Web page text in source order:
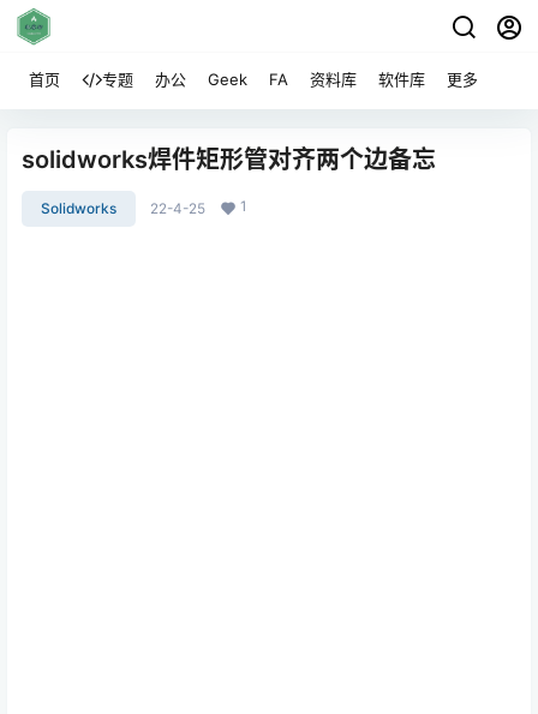
首页 专题 办公 Geek FA 资料库 软件库 更多
solidworks焊件矩形管对齐两个边备忘
Solidworks 22-4-25 1